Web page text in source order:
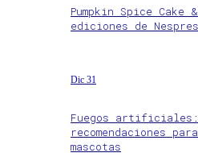
Pumpkin Spice Cake
ediciones de
Dic 31
Fuegos
recomendaciones
mascotas